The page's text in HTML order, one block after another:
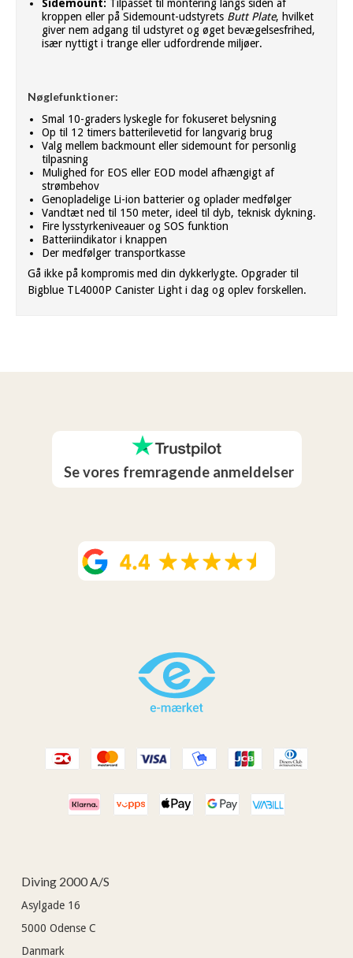
Sidemount:
Tilpasset til montering langs siden af
kroppen eller på Sidemount-udstyrets Butt Plate, hvilket
giver nem adgang til udstyret og øget bevægelsesfrihed,
især nyttigt i trange eller udfordrende miljøer.
Nøglefunktioner:
Smal 10-graders lyskegle for fokuseret belysning
Op til 12 timers batterilevetid for langvarig brug
Valg mellem backmount eller sidemount for personlig
tilpasning
Mulighed for EOS eller EOD model afhængigt af
strømbehov
Genopladelige Li-ion batterier og oplader medfølger
Vandtæt ned til 150 meter, ideel til dyb, teknisk dykning.
Fire lysstyrkeniveauer og SOS funktion
Batteriindikator i knappen
Der medfølger transportkasse
Gå ikke på kompromis med din dykkerlygte. Opgrader til
Bigblue TL4000P Canister Light i dag og oplev forskellen.
Se vores fremragende anmeldelser
Diving 2000 A/S
Asylgade 16
5000 Odense C
Danmark